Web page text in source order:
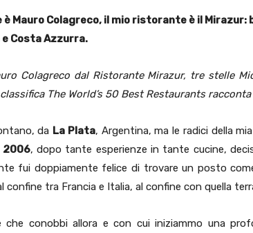
è Mauro Colagreco, il mio ristorante è il Mirazur:
Costa Azzurra.
Colagreco dal Ristorante Mirazur, tre stelle
The World’s 50 Best Restaurants
da La Plata, Argentina, ma le radici della
2006, dopo tante esperienze in tante cucine,
fui doppiamente felice di trovare un posto
confine tra Francia e Italia, al confine con quella
che conobbi allora e con cui iniziammo una